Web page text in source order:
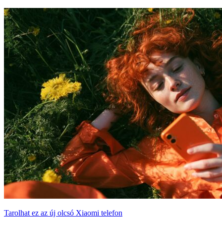
Tarolhat ez az új olcsó Xiaomi telefon